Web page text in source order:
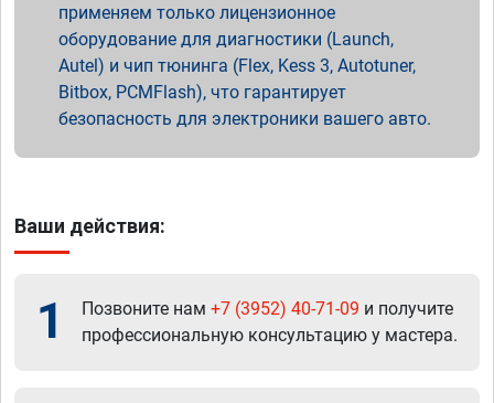
применяем только лицензионное
оборудование для диагностики (Launch,
Autel) и чип тюнинга (Flex, Kess 3, Autotuner,
Bitbox, PCMFlash), что гарантирует
безопасность для электроники вашего авто.
Ваши действия:
1 Позвоните нам +7 (3952) 40-71-09 и получите
профессиональную консультацию у мастера.